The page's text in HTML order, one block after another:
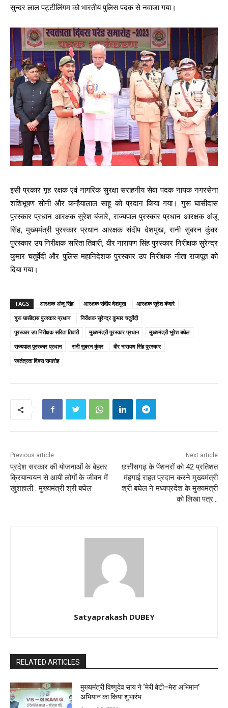
सुन्दर लाल पट्टीलिंगम को भारतीय पुलिस पदक से नवाजा गया।
इसी प्रकार गृह रक्षक एवं नागरिक सुरक्षा सराहनीय सेवा पदक नायक नगरसेना
शशिभूषण सोनी और कन्हैयालाल साहू को प्रदान किया गया। गुरू घासीदास
पुरस्कार प्रधान आरक्षक सुरेश बंजारे, राज्यपाल पुरस्कार प्रधान आरक्षक अंजू
सिंह, मुख्यमंत्री पुरस्कार प्रधान आरक्षक संदीप देशमुख, रानी सुबरन कुंवर
पुरस्कार उप निरीक्षक सरिता तिवारी, वीर नारायण सिंह पुरस्कार निरीक्षक सुरेन्द्र
कुमार चतुर्वेदी और पुलिस महानिदेशक पुरस्कार उप निरीक्षक नीता राजपूत को
दिया गया।
TAGS आरक्षक अंजू सिंह आरक्षक संदीप देशमुख
आरक्षक सुरेश बंजारे
गुरू घासीदास पुरस्कार प्रधान
निरीक्षक सुरेन्द्र कुमार चतुर्वेदी
पुरस्कार उप निरीक्षक सरिता तिवारी
मुख्यमंत्री पुरस्कार प्रधान
मुख्यमंत्री भूपेश बघेल
राज्यपाल पुरस्कार प्रधान
रानी सुबरन कुंवर
वीर नारायण सिंह पुरस्कार
स्वतंत्रता दिवस समारोह
Previous article
प्रदेश सरकार की योजनाओं के बेहतर
क्रियान्वयन से आयी लोगों के जीवन में
खुशहाली : मुख्यमंत्री श्री बघेल
Next article
छत्तीसगढ़ के पेंशनरों को 42 प्रतिशत
मंहगाई राहत प्रदान करने मुख्यमंत्री
श्री बघेल ने मध्यप्रदेश के मुख्यमंत्री
को लिखा पत्र…
Satyaprakash DUBEY
RELATED ARTICLES
मुख्यमंत्री विष्णुदेव साय ने ‘मेरी बेटी–मेरा अभिमान’
अभियान का किया शुभारंभ